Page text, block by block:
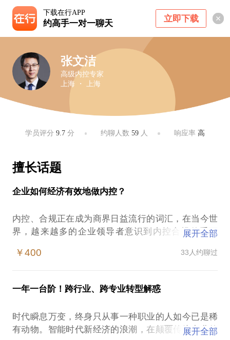
下载在行APP
约高手一对一聊天 立即下载
张文洁
高级内控专家
上海 ・ 上海
学员评分9.7 分 约聊人数 59人 响应率 高
擅长话题
企业如何经济有效地做内控？
内控、合规正在成为商界日益流行的词汇，在当今世
界，越来越多的企业领导者意识到内控合规的重要
一点也很重要），更深层次的是反映一家公司管理水
在影响公司的运营、效率、价值、文化。
而进阶的内控管理，已不仅仅满足于保护企业财产安
工，成为毛细血管中输送养分、清除垃圾的卫士。毫
不夸张地说，是否真正重视内控、内控能否贯彻执
展开全部
￥400 33人约聊过
一年一台阶！跨行业、跨专业转型解惑
时代瞬息万变，终身只从事一种职业的人如今已是稀
有动物。智能时代新经济的浪潮，在颠覆传统产业的
展开全部